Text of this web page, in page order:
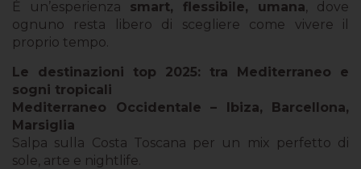
È un’esperienza smart, flessibile, umana, dove
ognuno resta libero di scegliere come vivere il
proprio tempo.
Le destinazioni top 2025: tra Mediterraneo e
sogni tropicali
Mediterraneo Occidentale – Ibiza, Barcellona,
Marsiglia
Salpa sulla Costa Toscana per un mix perfetto di
sole, arte e nightlife.